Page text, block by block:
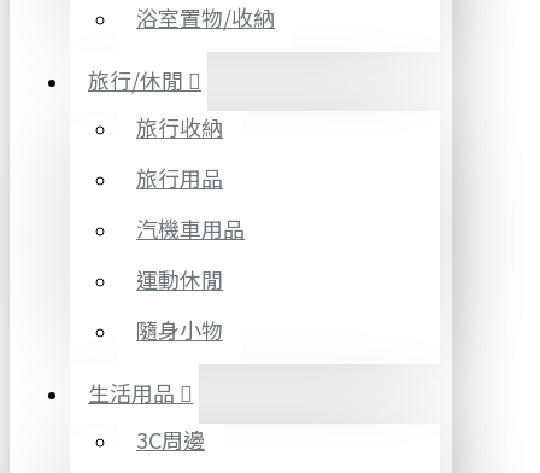
浴室置物/收納
旅行/休閒
旅行收納
旅行用品
汽機車用品
運動休閒
隨身小物
生活用品
3C周邊